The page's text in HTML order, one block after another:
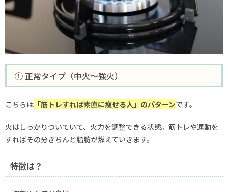
① 正常タイプ（中火〜強火）
こちらは 「筋トレすれば素直に痩せる人」のパターンです。
火はしっかりついていて、火力を調整できる状態。筋トレや運動を
すればその分きちんと脂肪が燃えていきます。
特徴は？